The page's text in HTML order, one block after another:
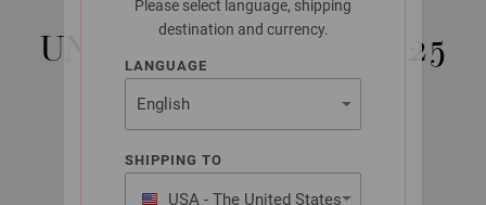
Please select language, shipping
destination and currency.
LANGUAGE
SHIPPING TO
USA - The United States
UNION KNOPF
UNION KNOPF 454151/25
MM